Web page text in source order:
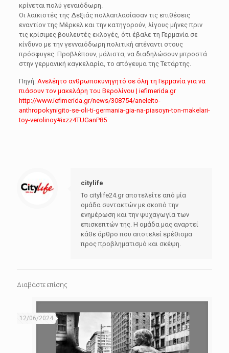
κρίνεται πολύ γεναιόδωρη.
Οι λαϊκιστές της Δεξιάς πολλαπλασίασαν τις επιθέσεις
εναντίον της Μέρκελ και την κατηγορούν, λίγους μήνες πριν
τις κρίσιμες βουλευτές εκλογές, ότι έβαλε τη Γερμανία σε
κίνδυνο με την γενναιόδωρη πολιτική απέναντι στους
πρόσφυγες. Προβλέπουν, μάλιστα, να διαδηλώσουν μπροστά
στην γερμανική καγκελαρία, το απόγευμα της Τετάρτης.
Πηγή: Ανελέητο ανθρωποκυνηγητό σε όλη τη Γερμανία για να
πιάσουν τον μακελάρη του Βερολίνου | iefimerida.gr
http://www.iefimerida.gr/news/308754/aneleito-
anthropokynigito-se-oli-ti-germania-gia-na-piasoyn-ton-makelari-
toy-verolinoy#ixzz4TUGanP85
citylife
Το citylife24.gr αποτελείτε από μία
ομάδα συντακτών με σκοπό την
ενημέρωση και την ψυχαγωγία των
επισκεπτών της. Η ομάδα μας αναρτεί
κάθε άρθρο που αποτελεί ερέθισμα
προς προβληματισμό και σκέψη.
Διαβάστε επίσης
12/06/2024